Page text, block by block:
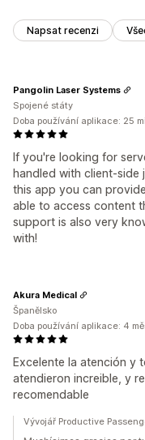
Napsat recenzi
If you're looking for
handled with client-side
this app you can
able to access content
support is also very
with!
Pangolin Laser Systems
Spojené státy
Doba používání aplikace: 25
Excelente la atención y
atendieron increible, y
recomendable
Akura Medical
Španělsko
Doba používání aplikace: 4
Vývojář Productive